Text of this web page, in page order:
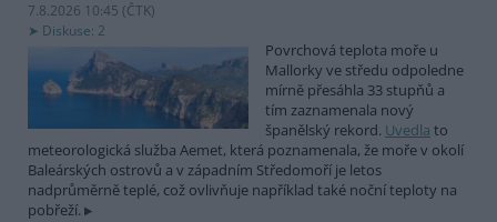
7.8.2026 10:45 (ČTK)
Diskuse: 2
Povrchová teplota moře u
Mallorky ve středu odpoledne
mírně přesáhla 33 stupňů a
tím zaznamenala nový
španělský rekord. Uvedla to
meteorologická služba Aemet, která poznamenala, že moře v okolí
Baleárských ostrovů a v západním Středomoří je letos
nadprůměrně teplé, což ovlivňuje například také noční teploty na
pobřeží.